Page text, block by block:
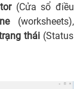
(Cửa sổ điều
(worksheets),
thái(Status